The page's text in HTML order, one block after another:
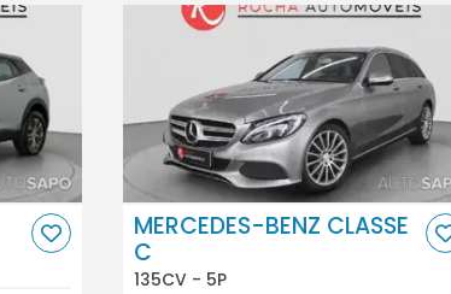
MERCEDES-BENZ CLASSE
C
135CV - 5P